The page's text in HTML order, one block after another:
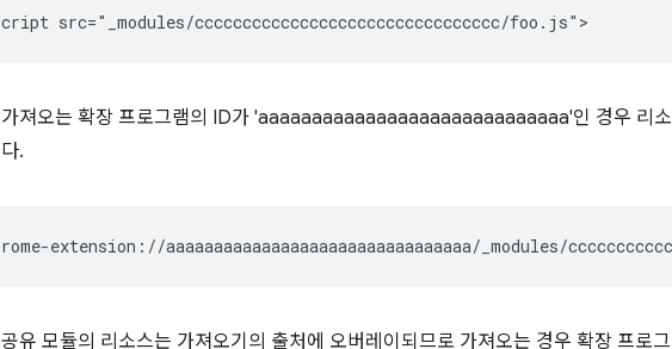
가져오는 확장 프로그램의 ID가 'aaaaaaaaaaaaaaaaaaaaaaaaaaaaa'인 경우 리
다.
공유 모듈의 리소스는 가져오기의 출처에 오버레이되므로 가져오는 경우 확장 프로